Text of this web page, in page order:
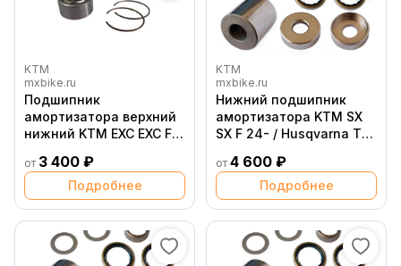
KTM
mxbike.ru
Подшипник
амортизатора верхний
нижний KTM EXC EXC F
Husqvarna TC 85 25- /
GasGas MC85 25-
от 3 400 ₽
Подробнее
KTM
mxbike.ru
Нижний подшипник
амортизатора KTM SX
SX F 24- / Husqvarna TC
GasGas MC EC 25-
от 4 600 ₽
Подробнее